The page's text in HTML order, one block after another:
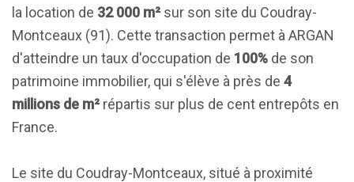
la location de 32 000 m² sur son site du Coudray-
Montceaux (91). Cette transaction permet à ARGAN
d'atteindre un taux d'occupation de 100% de son
patrimoine immobilier, qui s'élève à près de 4
millions de m² répartis sur plus de cent entrepôts en
France.
Le site du Coudray-Montceaux, situé à proximité